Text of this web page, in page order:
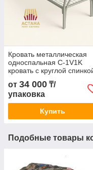
Кровать металлическая
односпальная C-1V1K
кровать с круглой
и двойными ножками
от 34 000 ₸/
упаковка
Купить
Подобные товары